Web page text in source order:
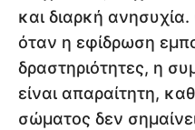
και διαρκή ανησυχία.
όταν η εφίδρωση
δραστηριότητες, η
είναι απαραίτητη,
σώματος δεν